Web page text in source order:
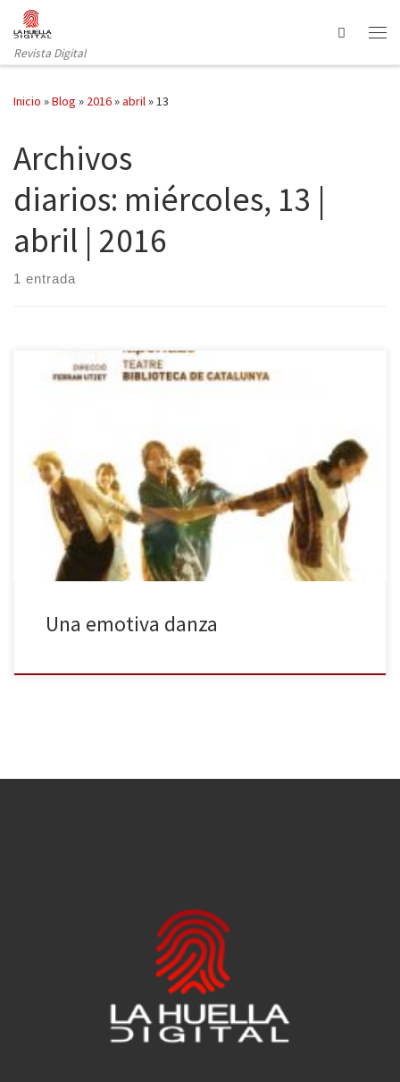
Saltar al contenido
Revista Digital
Search
Inicio »Blog » 2016»abril»13
Archivos
diarios: miércoles, 13 |
abril | 2016
1 entrada
habitual de la compañía La Perla 29, ubica al público a dos bandas
para presentarle los recuerdos que Michael Mundy guarda del
verano de 1936 en el pueblecito irlandés de Bally Beg, donde
vivía con su madre y sus cuatro tías. […]
Una emotiva danza